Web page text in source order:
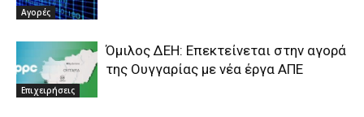
Αγορές
Επιχειρήσεις
Όμιλος ΔΕΗ: Επεκτείνεται στην αγορά
της Ουγγαρίας με νέα έργα ΑΠΕ